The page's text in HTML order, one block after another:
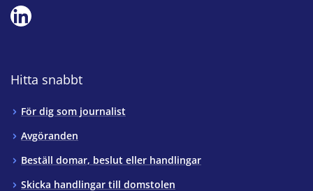
Hitta snabbt
För dig som journalist
Avgöranden
Beställ domar, beslut eller handlingar
Skicka handlingar till domstolen